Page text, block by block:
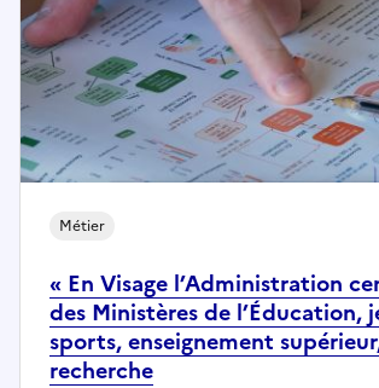
« En Visage l’Administration
des Ministères de l’Éducation,
sports, enseignement
recherche
Métier